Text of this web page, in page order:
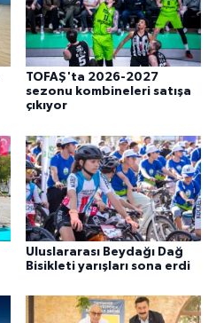
TOFAŞ'ta 2026-2027
sezonu kombineleri satışa
çıkıyor
Uluslararası Beydağı Dağ
Bisikleti yarışları sona erdi